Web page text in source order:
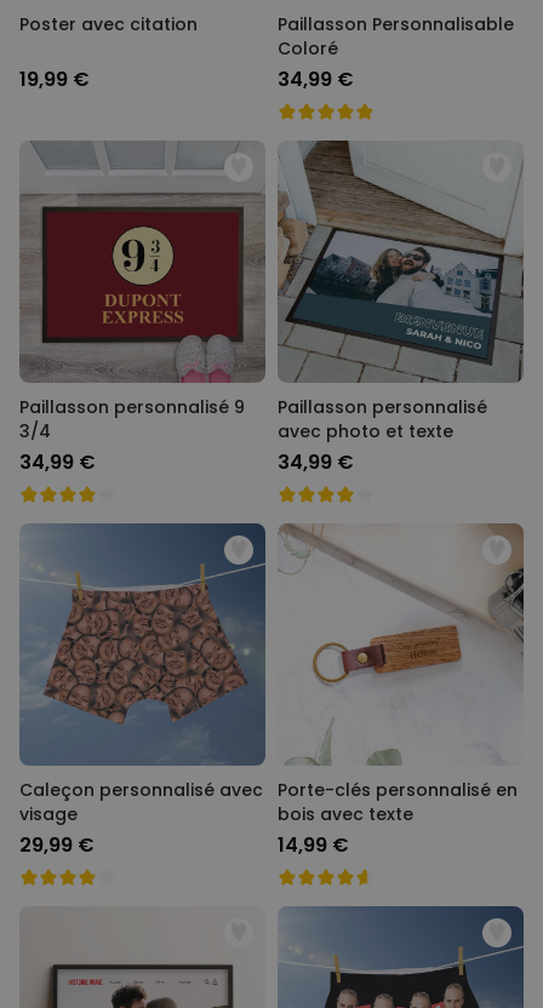
Poster avec citation
19,99 €
Paillasson Personnalisable
Coloré
34,99 €
Paillasson personnalisé 9
3/4
34,99 €
Paillasson personnalisé
avec photo et texte
34,99 €
Caleçon personnalisé avec
visage
29,99 €
Porte-clés personnalisé en
bois avec texte
14,99 €